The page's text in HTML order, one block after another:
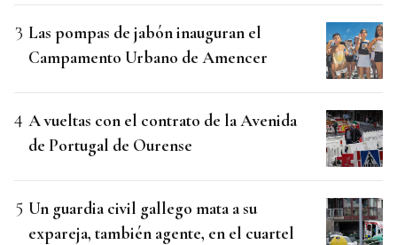
Las pompas de jabón inauguran el
Campamento Urbano de Amencer
A vueltas con el contrato de la Avenida
de Portugal de Ourense
Un guardia civil gallego mata a su
expareja, también agente, en el cuartel